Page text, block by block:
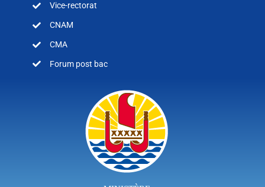
Vice-rectorat
CNAM
CMA
Forum post bac